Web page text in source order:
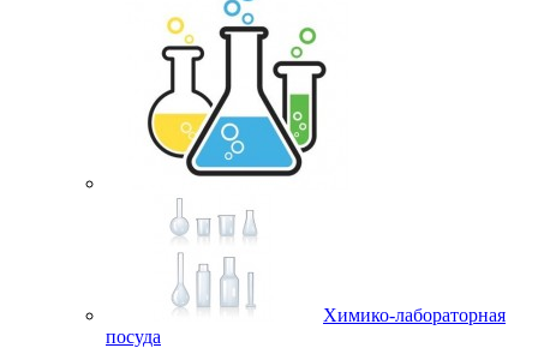
Химико-лабораторная
посуда